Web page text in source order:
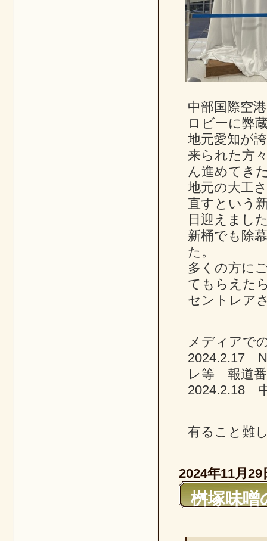
中部国際空
ロビーに弊
地元愛知が
来られた方
ん進めてき
地元の大工
直すという
日迎えまし
新桶でも除
た。
多くの方に
てもらえた
セントレア
メディアで
2024.2.17
レ等 報道
2024.2.18
有ること難
2024年11月29
桝塚味